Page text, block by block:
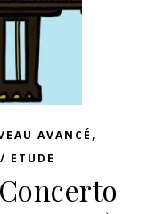
AVANCÉ ,
ETUDE